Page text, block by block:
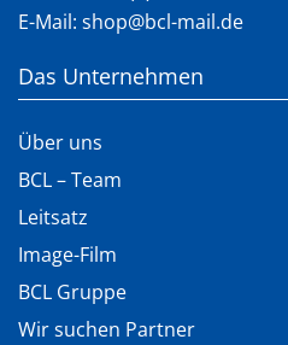
E-Mail: shop@bcl-mail.de
Das Unternehmen
Über uns
BCL – Team
Leitsatz
Image-Film
BCL Gruppe
Wir suchen Partner